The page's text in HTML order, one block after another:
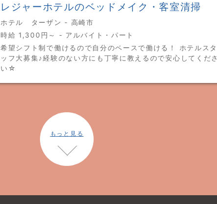
レジャーホテルのベッドメイク・客室清掃
ホテル ターザン - 高崎市
時給 1,300円～ - アルバイト・パート
希望シフト制で働けるので自分のペースで働ける！ ホテルスタ
ッフ大募集♪経験のない方にも丁寧に教えるので安心してくださ
い☆
もっと見る